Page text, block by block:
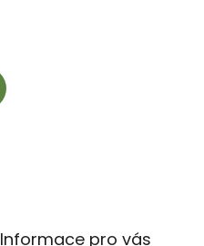
Informace pro vás